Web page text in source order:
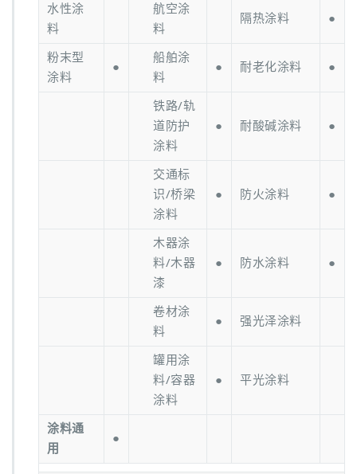
水性涂
料
航空涂
料
隔热涂料 ●
粉末型
涂料
●
船舶涂
料
● 耐老化涂料 ●
铁路/轨
道防护
涂料
● 耐酸碱涂料 ●
交通标
识/桥梁
涂料
● 防火涂料 ●
木器涂
料/木器
漆
● 防水涂料 ●
卷材涂
料
● 强光泽涂料
罐用涂
料/容器
涂料
● 平光涂料
涂料通
用
●